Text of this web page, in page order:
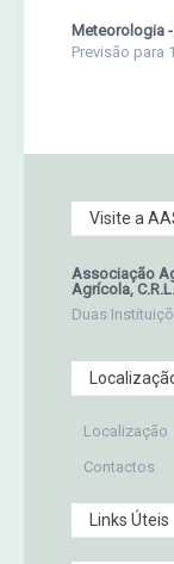
Meteorologia
Previsão para
Visite a
Associação
Agrícola, C.R.L.
Duas
Localização
Contactos
Links Úteis